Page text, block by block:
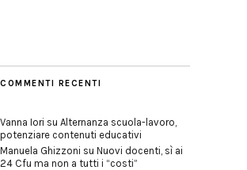
COMMENTI RECENTI
Vanna Iori su Alternanza scuola-lavoro,
potenziare contenuti educativi
Manuela Ghizzoni su Nuovi docenti, sì ai
24 Cfu ma non a tutti i “costi”